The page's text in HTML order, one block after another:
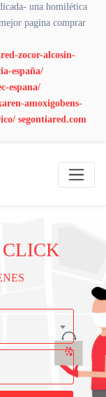
una homilética
pagina comprar
zocor-alcosin-
españa/
espana/
amoxigobens-
segontiared.com